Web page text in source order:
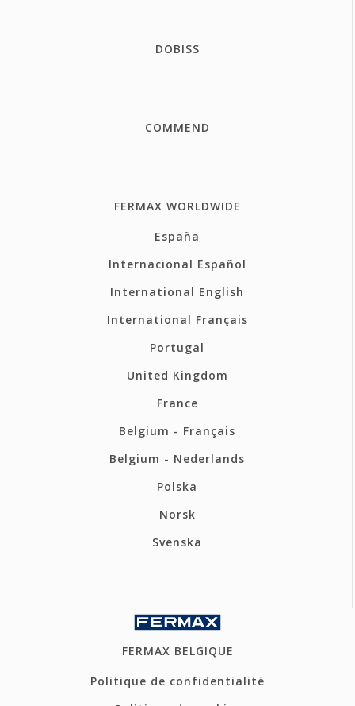
DOBISS
COMMEND
FERMAX WORLDWIDE
España
Internacional Español
International English
International Français
Portugal
United Kingdom
France
Belgium - Français
Belgium - Nederlands
Polska
Norsk
Svenska
FERMAX BELGIQUE
Politique de confidentialité